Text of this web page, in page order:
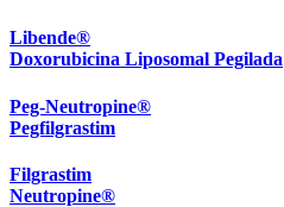
Libende®
Doxorubicina Liposomal Pegilada
Peg-Neutropine®
Pegfilgrastim
Filgrastim
Neutropine®